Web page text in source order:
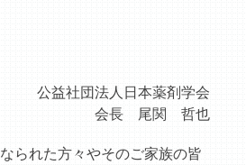
公益社団法人日本薬剤学会
会長 尾関 哲也
られた方々やそのご家族の皆